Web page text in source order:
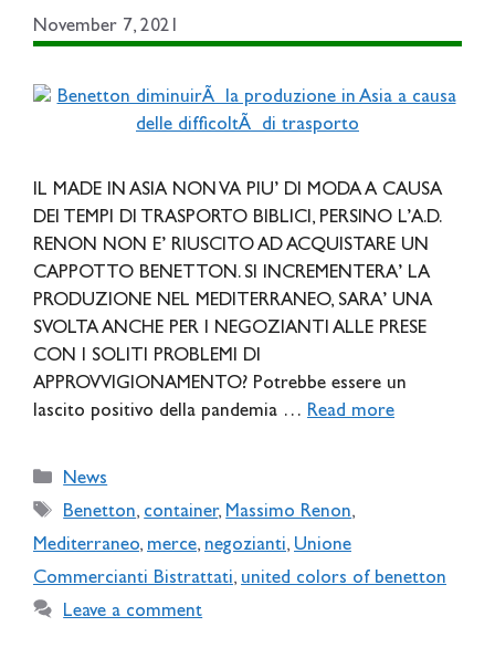
November 7, 2021
IL MADE IN ASIA NON VA PIU’ DI MODA A CAUSA
DEI TEMPI DI TRASPORTO BIBLICI, PERSINO L’A.D.
RENON NON E’ RIUSCITO AD ACQUISTARE UN
CAPPOTTO BENETTON. SI INCREMENTERA’ LA
PRODUZIONE NEL MEDITERRANEO, SARA’ UNA
SVOLTA ANCHE PER I NEGOZIANTI ALLE PRESE
CON I SOLITI PROBLEMI DI
APPROVVIGIONAMENTO? Potrebbe essere un
lascito positivo della pandemia … Read more
Categories
News
Tags
Benetton, container, Massimo Renon,
Mediterraneo, merce, negozianti, Unione
Commercianti Bistrattati, united colors of benetton
Leave a comment